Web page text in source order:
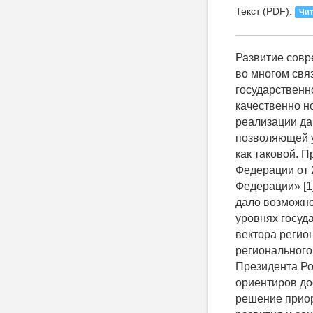
Текст (PDF):
Развитие современной системы стратегического планирования на региональном уровне во многом связано с определением тех действенных механизмов реализации государственной политики в субъектах Федерации, которые позволили бы перейти на качественно новый уровень развития экономических отношений. Однако эффективность реализации данных механизмов связана с определённой системой показателей, позволяющей утверждать, о содержательности системы стратегического планирования как таковой. Принятие ряда документов на Федеральном уровне: ФЗ Российской Федерации от 28 июня 2014г. № 172-ФЗ «О стратегическом планировании в Российской Федерации» [1] и «Стратегии национальной безопасности Российской Федерации» [2] дало возможность конкретизировать задачи стратегического планирования на всех уровнях государственного управления. Еще в большей степени вопросы изменения вектора региональной политики отражены в «Основах государственной политики регионального развития Российской Федерации на период до 2025 года» (Утв. Указ Президента Российской Федерации № 13 от 16 января 2017 г.). Так среди стратегических ориентиров достижения целей регионального развития выделяется, в том числе решение приоритетных задач инфраструктурного обеспечения территориального развития и социальной сферы Российской Федерации [3, с. 3], что предопределяет создание эффективных механизмов реализации данного положения в рамках Стратегий социально- экономического развития регионов. Данные документы сделали юридически необратимым процесс возращения современного российского государства к